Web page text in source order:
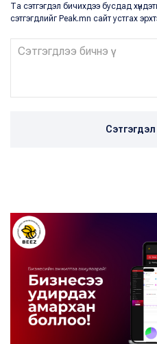
Та сэтгэгдэл бичихдээ бусдад
сэтгэгдлийг Peak.mn сайт устгах